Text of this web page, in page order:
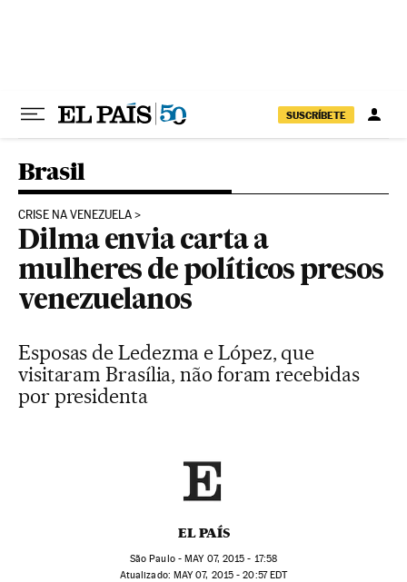
SUSCRÍBETE
Brasil
CRISE NA VENEZUELA
Dilma envia carta a
mulheres de políticos presos
venezuelanos
Esposas de Ledezma e López, que
visitaram Brasília, não foram recebidas
por presidenta
EL PAÍS
São Paulo -MAY07, 2015 - 17:58
atualizado: MAY07, 2015 - 20:57EDT